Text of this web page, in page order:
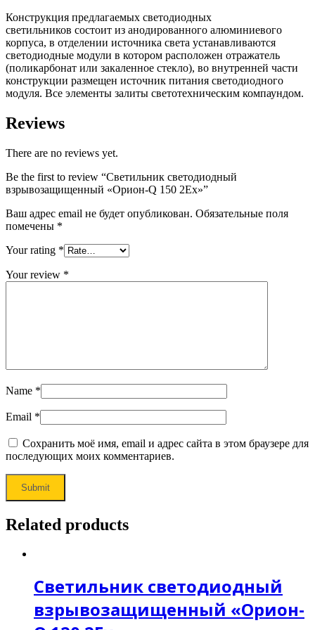
Конструкция предлагаемых светодиодных
светильников состоит из анодированного алюминиевого
корпуса, в отделении источника света устанавливаются
светодиодные модули в котором расположен отражатель
(поликарбонат или закаленное стекло), во внутренней части
конструкции размещен источник питания светодиодного
модуля. Все элементы залиты светотехническим компаундом.
Reviews
There are no reviews yet.
Be the first to review “Светильник светодиодный
взрывозащищенный «Орион-Q 150 2Ех»”
Ваш адрес email не будет опубликован. Обязательные поля
помечены *
Your rating *
Your review *
Name *
Email *
Сохранить моё имя, email и адрес сайта в этом браузере для
последующих моих комментариев.
Related products
Светильник светодиодный
взрывозащищенный «Орион-